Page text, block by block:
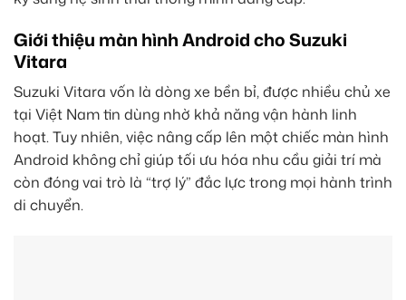
Giới thiệu màn hình Android cho Suzuki
Vitara
Suzuki Vitara vốn là dòng xe bền bỉ, được nhiều chủ xe
tại Việt Nam tin dùng nhờ khả năng vận hành linh
hoạt. Tuy nhiên, việc nâng cấp lên một chiếc màn hình
Android không chỉ giúp tối ưu hóa nhu cầu giải trí mà
còn đóng vai trò là “trợ lý” đắc lực trong mọi hành trình
di chuyển.